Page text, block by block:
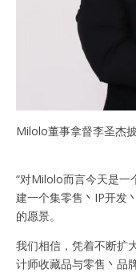
Milolo董事拿督李圣杰
“对Milolo而言今天是一
建一个集零售丶IP开发
的愿景。
我们相信，凭着不断扩
计师收藏品与零售丶品